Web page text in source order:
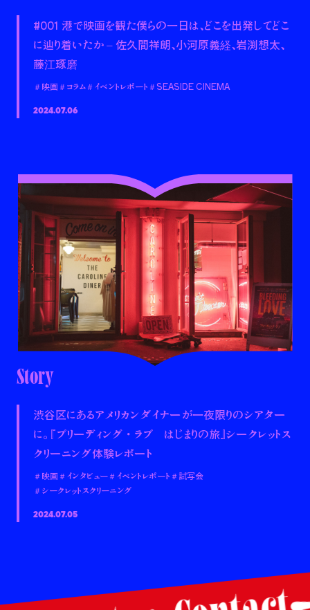
#001 港で映画を観た僕らの一日は、どこを出発してどこ
に辿り着いたか – 佐久間祥朗、小河原義経、岩渕想太、
藤江琢磨
＃映画＃コラム＃イベントレポート ＃SEASIDE CINEMA
2024.07.06
Story
渋谷区にあるアメリカンダイナーが一夜限りのシアター
に。 『ブリーディング・ラブ はじまりの旅』シークレットス
クリーニング体験レポート
＃映画＃インタビュー＃イベントレポート ＃試写会
＃シークレットスクリーニング
2024.07.05